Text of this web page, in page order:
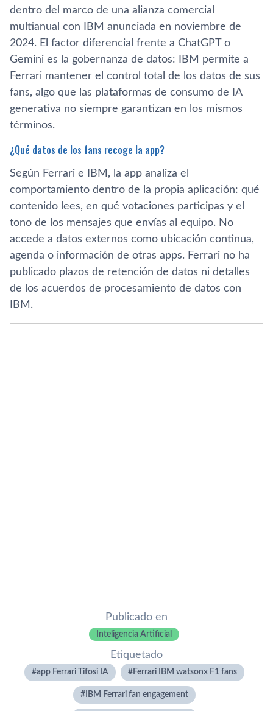
dentro del marco de una alianza comercial
multianual con IBM anunciada en noviembre de
2024. El factor diferencial frente a ChatGPT o
Gemini es la gobernanza de datos: IBM permite a
Ferrari mantener el control total de los datos de sus
fans, algo que las plataformas de consumo de IA
generativa no siempre garantizan en los mismos
términos.
¿Qué datos de los fans recoge la app?
Según Ferrari e IBM, la app analiza el
comportamiento dentro de la propia aplicación: qué
contenido lees, en qué votaciones participas y el
tono de los mensajes que envías al equipo. No
accede a datos externos como ubicación continua,
agenda o información de otras apps. Ferrari no ha
publicado plazos de retención de datos ni detalles
de los acuerdos de procesamiento de datos con
IBM.
Publicado en
Inteligencia Artificial
Etiquetado
app Ferrari Tifosi IA Ferrari IBM watsonx F1 fans
IBM Ferrari fan engagement